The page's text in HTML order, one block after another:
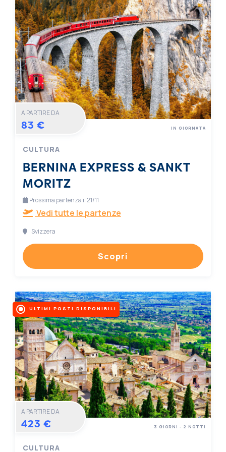
A PARTIRE DA
83 €
CULTURA
BERNINA EXPRESS & SANKT
MORITZ
IN GIORNATA
Prossima partenza il 21/11
Vedi tutte le partenze
Svizzera
Scopri
ULTIMI POSTI DISPONIBILI
A PARTIRE DA
423 €
CULTURA
3 GIORNI - 2 NOTTI